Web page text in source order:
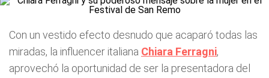
Con un vestido efecto desnudo que acaparó todas las
miradas, la influencer italiana Chiara Ferragni,
aprovechó la oportunidad de ser la presentadora del